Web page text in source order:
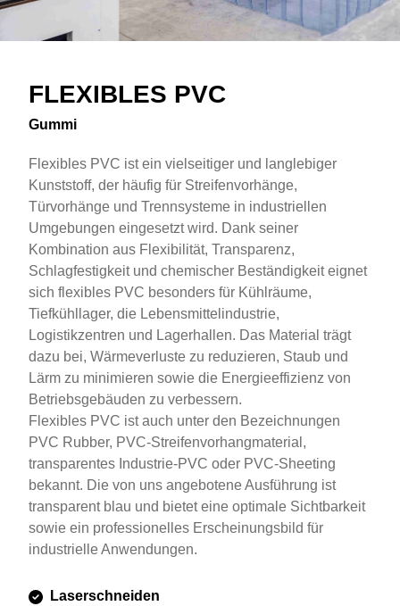
FLEXIBLES PVC
Gummi
Flexibles PVC ist ein vielseitiger und langlebiger
Kunststoff, der häufig für Streifenvorhänge,
Türvorhänge und Trennsysteme in industriellen
Umgebungen eingesetzt wird. Dank seiner
Kombination aus Flexibilität, Transparenz,
Schlagfestigkeit und chemischer Beständigkeit eignet
sich flexibles PVC besonders für Kühlräume,
Tiefkühllager, die Lebensmittelindustrie,
Logistikzentren und Lagerhallen. Das Material trägt
dazu bei, Wärmeverluste zu reduzieren, Staub und
Lärm zu minimieren sowie die Energieeffizienz von
Betriebsgebäuden zu verbessern.
Flexibles PVC ist auch unter den Bezeichnungen
PVC Rubber, PVC-Streifenvorhangmaterial,
transparentes Industrie-PVC oder PVC-Sheeting
bekannt. Die von uns angebotene Ausführung ist
transparent blau und bietet eine optimale Sichtbarkeit
sowie ein professionelles Erscheinungsbild für
industrielle Anwendungen.
Laserschneiden